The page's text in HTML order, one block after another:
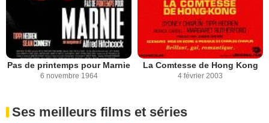
Pas de printemps pour Marnie
6 novembre 1964
La Comtesse de Hong Kong
4 février 2003
Ses meilleurs films et séries